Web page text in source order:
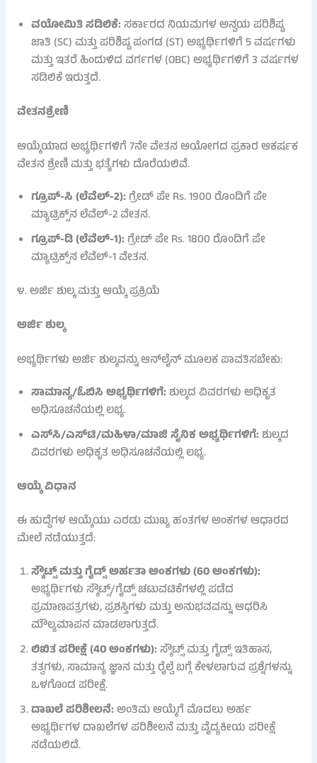
ವಯೋಮಿತಿ ಸಡಿಲಿಕೆ:ಸರ್ಕಾರದ ನಿಯಮಗಳ ಅನ್ವಯ ಪರಿಶಿಷ್ಟ
ಜಾತಿ (SC) ಮತ್ತು ಪರಿಶಿಷ್ಟ ಪಂಗಡ (ST) ಅಭ್ಯರ್ಥಿಗಳಿಗೆ 5 ವರ್ಷಗಳು
ಮತ್ತು ಇತರೆ ಹಿಂದುಳಿದ ವರ್ಗಗಳ (OBC) ಅಭ್ಯರ್ಥಿಗಳಿಗೆ 3 ವರ್ಷಗಳ
ಸಡಿಲಿಕೆ ಇರುತ್ತದೆ.
ವೇತನಶ್ರೇಣಿ
ಆಯ್ಕೆಯಾದ ಅಭ್ಯರ್ಥಿಗಳಿಗೆ 7ನೇ ವೇತನ ಆಯೋಗದ ಪ್ರಕಾರ ಆಕರ್ಷಕ
ವೇತನ ಶ್ರೇಣಿ ಮತ್ತು ಭತ್ಯೆಗಳು ದೊರೆಯಲಿವೆ.
ಗ್ರೂಪ್‌-ಸಿ (ಲೆವೆಲ್-2): ಗ್ರೇಡ್ ಪೇ Rs. 1900 ರೊಂದಿಗೆ ಪೇ
ಮ್ಯಾಟ್ರಿಕ್ಸ್‌ನ ಲೆವೆಲ್-2 ವೇತನ.
ಗ್ರೂಪ್‌-ಡಿ (ಲೆವೆಲ್-1): ಗ್ರೇಡ್ ಪೇ Rs. 1800 ರೊಂದಿಗೆ ಪೇ
ಮ್ಯಾಟ್ರಿಕ್ಸ್‌ನ ಲೆವೆಲ್-1 ವೇತನ.
೪. ಅರ್ಜಿ ಶುಲ್ಕ ಮತ್ತು ಆಯ್ಕೆ ಪ್ರಕ್ರಿಯೆ
ಅರ್ಜಿ ಶುಲ್ಕ
ಅಭ್ಯರ್ಥಿಗಳು ಅರ್ಜಿ ಶುಲ್ಕವನ್ನು ಆನ್‌ಲೈನ್ ಮೂಲಕ ಪಾವತಿಸಬೇಕು:
ಸಾಮಾನ್ಯ/ಓಬಿಸಿ ಅಭ್ಯರ್ಥಿಗಳಿಗೆ:ಶುಲ್ಕದ ವಿವರಗಳು ಅಧಿಕೃತ
ಅಧಿಸೂಚನೆಯಲ್ಲಿ ಲಭ್ಯ.
ಎಸ್‌ಸಿ/ಎಸ್‌ಟಿ/ಮಹಿಳಾ/ಮಾಜಿ ಸೈನಿಕ ಅಭ್ಯರ್ಥಿಗಳಿಗೆ:ಶುಲ್ಕದ
ವಿವರಗಳು ಅಧಿಕೃತ ಅಧಿಸೂಚನೆಯಲ್ಲಿ ಲಭ್ಯ.
ಆಯ್ಕೆ ವಿಧಾನ
ಈ ಹುದ್ದೆಗಳ ಆಯ್ಕೆಯು ಎರಡು ಮುಖ್ಯ ಹಂತಗಳ ಅಂಕಗಳ ಆಧಾರದ
ಮೇಲೆ ನಡೆಯುತ್ತದೆ:
ಸ್ಕೌಟ್ಸ್‌ ಮತ್ತು ಗೈಡ್ಸ್‌ ಅರ್ಹತಾ ಅಂಕಗಳು (60 ಅಂಕಗಳು):
ಅಭ್ಯರ್ಥಿಗಳು ಸ್ಕೌಟ್ಸ್‌/ಗೈಡ್ಸ್‌ ಚಟುವಟಿಕೆಗಳಲ್ಲಿ ಪಡೆದ
ಪ್ರಮಾಣಪತ್ರಗಳು, ಪ್ರಶಸ್ತಿಗಳು ಮತ್ತು ಅನುಭವವನ್ನು ಆಧರಿಸಿ
ಮೌಲ್ಯಮಾಪನ ಮಾಡಲಾಗುತ್ತದೆ.
ಲಿಖಿತ ಪರೀಕ್ಷೆ (40 ಅಂಕಗಳು):ಸ್ಕೌಟ್ಸ್‌ ಮತ್ತು ಗೈಡ್ಸ್‌ ಇತಿಹಾಸ,
ತತ್ವಗಳು, ಸಾಮಾನ್ಯ ಜ್ಞಾನ ಮತ್ತು ರೈಲ್ವೆ ಬಗ್ಗೆ ಕೇಳಲಾಗುವ ಪ್ರಶ್ನೆಗಳನ್ನು
ಒಳಗೊಂಡ ಪರೀಕ್ಷೆ.
ದಾಖಲೆ ಪರಿಶೀಲನೆ:ಅಂತಿಮ ಆಯ್ಕೆಗೆ ಮೊದಲು ಅರ್ಹ
ಅಭ್ಯರ್ಥಿಗಳ ದಾಖಲೆಗಳ ಪರಿಶೀಲನೆ ಮತ್ತು ವೈದ್ಯಕೀಯ ಪರೀಕ್ಷೆ
ನಡೆಯಲಿದೆ.